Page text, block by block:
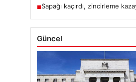
■Sapağı kaçırdı, zincirleme
Güncel